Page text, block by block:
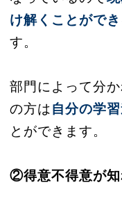
け解くことがで
す。
部門によって分
の方は自分の学
とができます。
②得意不得意が知